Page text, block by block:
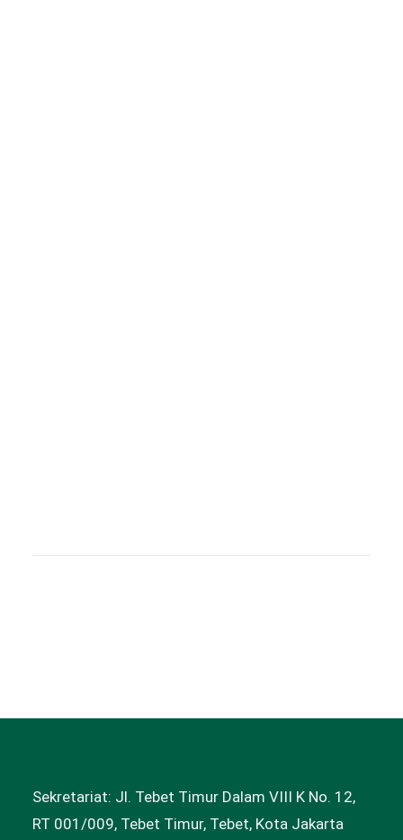
Sekretariat: Jl. Tebet Timur Dalam VIII K No. 12,
RT 001/009, Tebet Timur, Tebet, Kota Jakarta